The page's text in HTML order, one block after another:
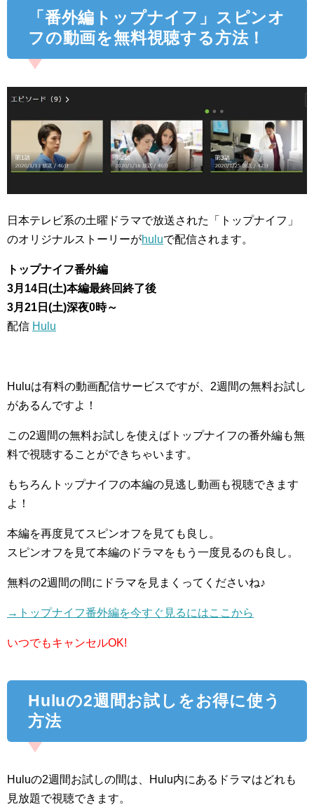
「番外編トップナイフ」スピンオ
フの動画を無料視聴する方法！
日本テレビ系の土曜ドラマで放送された「トップナイフ」
のオリジナルストーリーがhuluで配信されます。
トップナイフ番外編
3月14日(土)本編最終回終了後
3月21日(土)深夜0時～
配信 Hulu
Huluは有料の動画配信サービスですが、2週間の無料お試し
があるんですよ！
この2週間の無料お試しを使えばトップナイフの番外編も無
料で視聴することができちゃいます。
もちろんトップナイフの本編の見逃し動画も視聴できます
よ！
本編を再度見てスピンオフを見ても良し。
スピンオフを見て本編のドラマをもう一度見るのも良し。
無料の2週間の間にドラマを見まくってくださいね♪
→トップナイフ番外編を今すぐ見るにはここから
いつでもキャンセルOK!
Huluの2週間お試しをお得に使う
方法
Huluの2週間お試しの間は、Hulu内にあるドラマはどれも
見放題で視聴できます。